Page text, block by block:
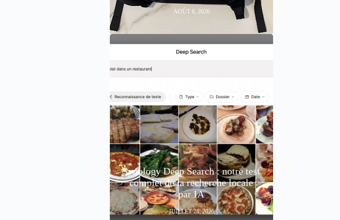
AOÛT 6, 2026
Synology Deep Search : notre test
complet de la recherche locale
par IA
JUILLET 28, 2026